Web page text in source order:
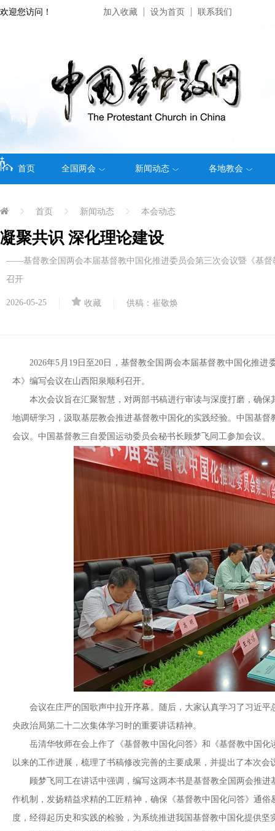
欢迎您访问！ 加入收藏 设为首页 联系我们
首页 全国两会 新闻动态 各地教会
首页 新闻动态 本会动态
凝聚共识 深化理论建设
——基督教全国两会本届基督教中国化推进委员会第三次会议暨《基
召开
2026-05-25 收藏 供稿：崔敬焕
2026年5月19日至20日，基督教全国两会本届基督教中国化推
本》编写会议在山西阳泉顺利召开。
本次会议旨在汇聚智慧，对两部书稿进行审读与深度打磨，确保
地调研学习，汲取基层教会推进基督教中国化的实践经验。中国基
会议。中国基督教三自爱国运动委员会秘书长顾梦飞同工参加会议。
会议在庄严的国歌声中拉开序幕。随后，大家认真学习了习近
央政治局第二十二次集体学习时的重要讲话精神。
岳清华牧师在会上作了《基督教中国化问答》和《基督教中国
以来的工作进展，梳理了书稿修改完善的主要成果，并提出了本次会
顾梦飞同工在讲话中强调，编写这两本书是基督教全国两会推
作机制，发扬精益求精的工匠精神，确保《基督教中国化问答》通
度，经得起历史和实践的检验，为系统推进我国基督教中国化提供坚